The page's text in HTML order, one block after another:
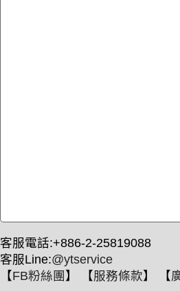
客服電話:+886-2-25819088
客服Line:@ytservice
【FB粉絲團 】 【服務條款】 【